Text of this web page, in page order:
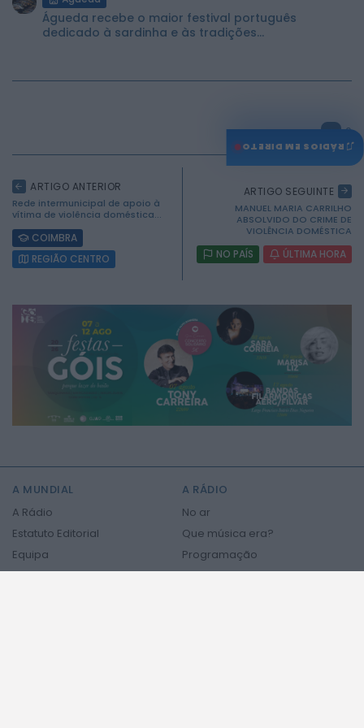
Águeda recebe o maior festival português
dedicado à sardinha e às tradições...
0
ARTIGO ANTERIOR
Rede intermunicipal de apoio à
vítima de violência doméstica...
COIMBRA
REGIÃO CENTRO
ARTIGO SEGUINTE
MANUEL MARIA CARRILHO
ABSOLVIDO DO CRIME DE
VIOLÊNCIA DOMÉSTICA
NO PAÍS ÚLTIMA HORA
A MUNDIAL
A Rádio
Estatuto Editorial
Equipa
Contactos
A RÁDIO
No ar
Que música era?
Programação
♫
RÁDIOS EM DIRETO